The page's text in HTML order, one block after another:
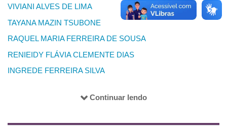
VIVIANI ALVES DE LIMA
TAYANA MAZIN TSUBONE
RAQUEL MARIA FERREIRA DE SOUSA
RENIEIDY FLÁVIA CLEMENTE DIAS
INGREDE FERREIRA SILVA
GIOVANNA ÁVILA REIS
Continuar lendo